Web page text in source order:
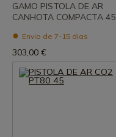
GAMO PISTOLA DE AR
CANHOTA COMPACTA 45
Envio de 7-15 dias
303,00 €